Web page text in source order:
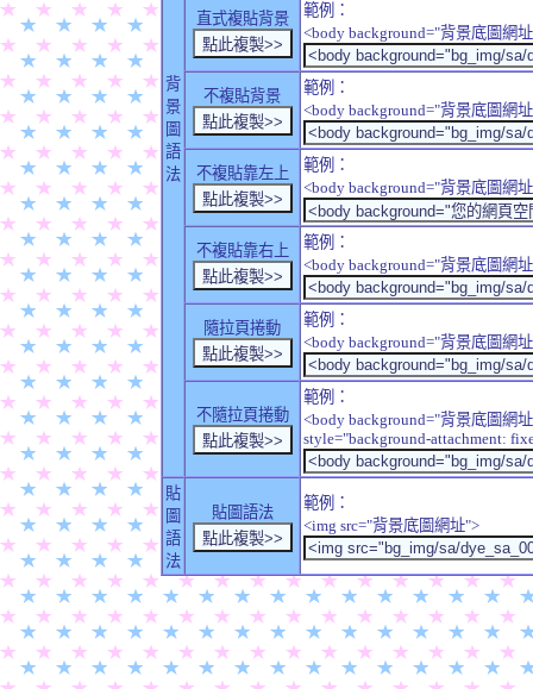
背
景
圖
語
法
直式複貼背景
範例：
<body background="背景底圖網
不複貼背景
範例：
<body background="背景底圖網
不複貼靠左上
範例：
<body background="背景底圖網
不複貼靠右上
範例：
<body background="背景底圖網
隨拉頁捲動
範例：
<body background="背景底圖網
不隨拉頁捲動
範例：
<body background="背景底圖網
style="background-attachment:
貼
圖
語
法
貼圖語法
範例：
<img src="背景底圖網址">